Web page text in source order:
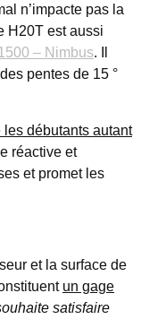
n’impacte pas la
H20T est aussi
– Nimbus. Il
pentes de 15 °
les débutants autant
réactive et
et promet les
et la surface de
un gage
satisfaire